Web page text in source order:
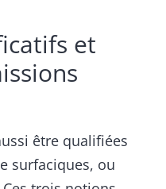
et
être qualifiées
surfaciques, ou